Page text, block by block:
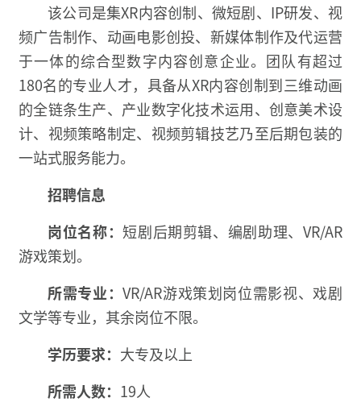
该公司是集XR内容创制、微短剧、IP研发、视
频广告制作、动画电影创投、新媒体制作及代运营
于一体的综合型数字内容创意企业。团队有超过
180名的专业人才，具备从XR内容创制到三维动画
的全链条生产、产业数字化技术运用、创意美术设
计、视频策略制定、视频剪辑技艺乃至后期包装的
一站式服务能力。
招聘信息
岗位名称：短剧后期剪辑、编剧助理、VR/AR
游戏策划。
所需专业：VR/AR游戏策划岗位需影视、戏剧
文学等专业，其余岗位不限。
学历要求： 大专及以上
所需人数： 19人